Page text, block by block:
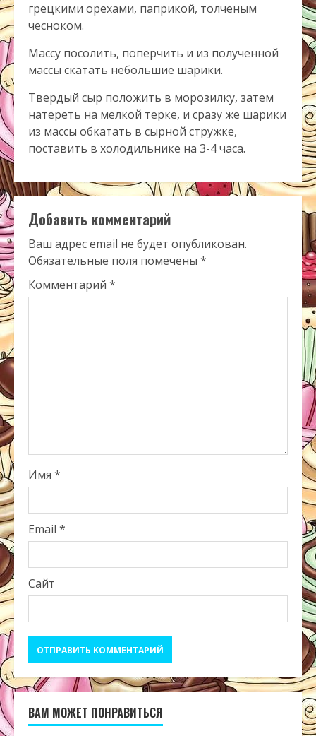
грецкими орехами, паприкой, толченым
чесноком.
Массу посолить, поперчить и из полученной
массы скатать небольшие шарики.
Твердый сыр положить в морозилку, затем
натереть на мелкой терке, и сразу же шарики
из массы обкатать в сырной стружке,
поставить в холодильнике на 3-4 часа.
Добавить комментарий
Ваш адрес email не будет опубликован.
Обязательные поля помечены *
Комментарий *
Имя *
Email *
Сайт
ВАМ МОЖЕТ ПОНРАВИТЬСЯ